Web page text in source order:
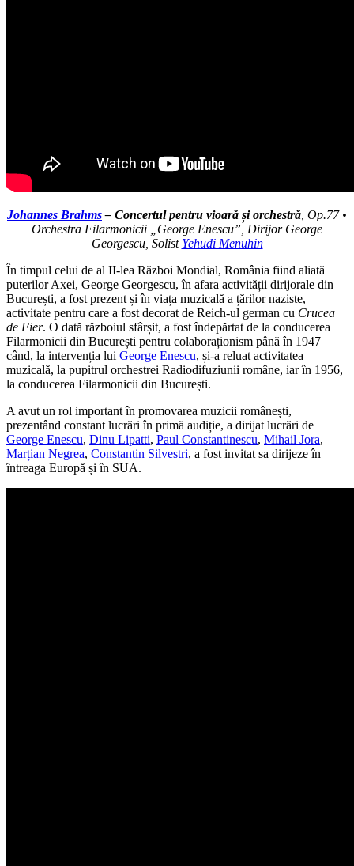
Johannes Brahms– Concertul pentru vioară și orchestră , Op.77 •
Orchestra Filarmonicii „George Enescu”, Dirijor George
Georgescu, Solist Yehudi Menuhin
În timpul celui de al II-lea Război Mondial, România fiind aliată
puterilor Axei, George Georgescu, în afara activității dirijorale din
București, a fost prezent și în viața muzicală a țărilor naziste,
activitate pentru care a fost decorat de Reich-ul german cu Crucea
de Fier. O dată războiul sfârșit, a fost îndepărtat de la conducerea
Filarmonicii din București pentru colaboraționism până în 1947
când, la intervenția lui George Enescu, și-a reluat activitatea
muzicală, la pupitrul orchestrei Radiodifuziunii române, iar în 1956,
la conducerea Filarmonicii din București.
A avut un rol important în promovarea muzicii românești,
prezentând constant lucrări în primă audiție, a dirijat lucrări de
George Enescu, Dinu Lipatti, Paul Constantinescu, Mihail Jora,
Marțian Negrea, Constantin Silvestri, a fost invitat sa dirijeze în
întreaga Europă și în SUA.